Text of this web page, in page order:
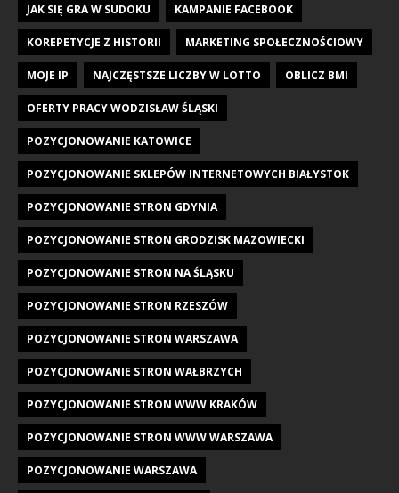
JAK SIĘ GRA W SUDOKU KAMPANIE FACEBOOK
KOREPETYCJE Z HISTORII MARKETING SPOŁECZNOŚCIOWY
MOJE IP NAJCZĘSTSZE LICZBY W LOTTO OBLICZ BMI
OFERTY PRACY WODZISŁAW ŚLĄSKI
POZYCJONOWANIE KATOWICE
POZYCJONOWANIE SKLEPÓW INTERNETOWYCH BIAŁYSTOK
POZYCJONOWANIE STRON GDYNIA
POZYCJONOWANIE STRON GRODZISK MAZOWIECKI
POZYCJONOWANIE STRON NA ŚLĄSKU
POZYCJONOWANIE STRON RZESZÓW
POZYCJONOWANIE STRON WARSZAWA
POZYCJONOWANIE STRON WAŁBRZYCH
POZYCJONOWANIE STRON WWW KRAKÓW
POZYCJONOWANIE STRON WWW WARSZAWA
POZYCJONOWANIE WARSZAWA